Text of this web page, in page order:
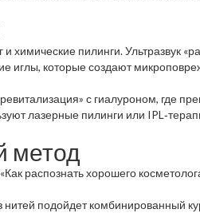
пилинги. Ультразвук
иглы, которые создают
с гиалуроном, где
лазерные пилинги или
метод
распознать хорошего
подойдет комбинированный